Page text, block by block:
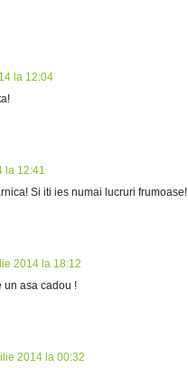
la 12:04
la 12:41
Si iti ies numai lucruri frumoase!
2014 la 18:12
un asa cadou !
2014 la 00:32